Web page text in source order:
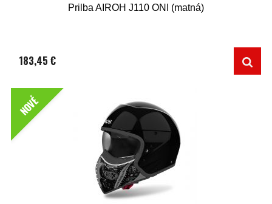
Prilba AIROH J110 ONI (matná)
183,45 €
NOVÉ